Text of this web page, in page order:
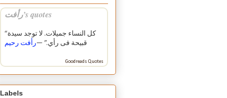
رأفت’s quotes
“كل النساء جميلات. لا توجد سيدة
قبيحة فى رأي.” —رأفت رحيم
Goodreads Quotes
Labels